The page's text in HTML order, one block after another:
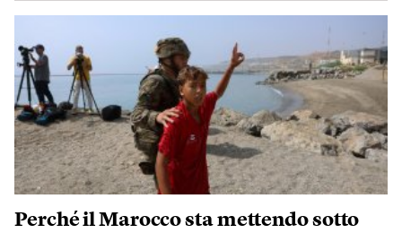
Perché il Marocco sta mettendo sotto